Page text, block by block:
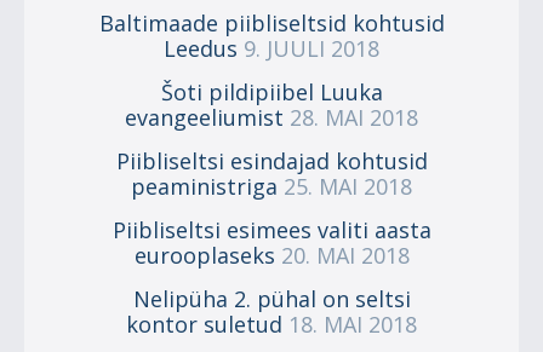
Baltimaade piibliseltsid kohtusid
Leedus 9. JUULI 2018
Šoti pildipiibel Luuka
evangeeliumist 28. MAI 2018
Piibliseltsi esindajad kohtusid
peaministriga 25. MAI 2018
Piibliseltsi esimees valiti aasta
eurooplaseks 20. MAI 2018
Nelipüha 2. pühal on seltsi
kontor suletud 18. MAI 2018